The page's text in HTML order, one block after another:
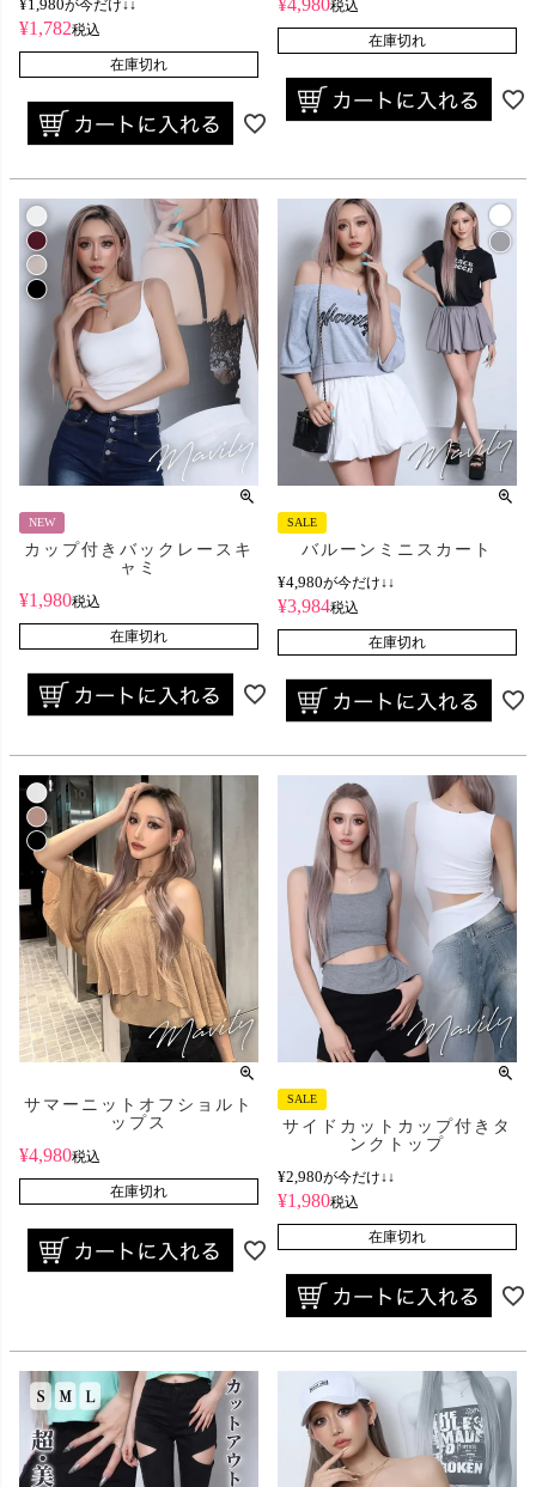
¥1,980が今だけ↓↓
¥1,782税込
在庫切れ
¥4,980税込
在庫切れ
NEW
カップ付きバックレースキ
ャミ
¥1,980税込
在庫切れ
SALE
バルーンミニスカート
¥4,980が今だけ↓↓
¥3,984税込
在庫切れ
サマーニットオフショルト
ップス
¥4,980税込
在庫切れ
SALE
サイドカットカップ付きタ
ンクトップ
¥2,980が今だけ↓↓
¥1,980税込
在庫切れ